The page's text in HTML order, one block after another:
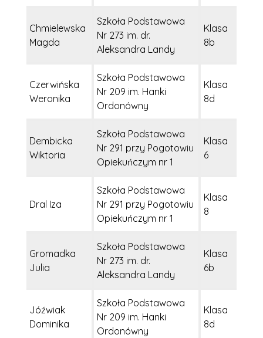
Chmielewska
Magda
Szkoła Podstawowa
Nr 273 im. dr.
Aleksandra Landy
Klasa
8b
Czerwińska
Weronika
Szkoła Podstawowa
Nr 209 im. Hanki
Ordonówny
Klasa
8d
Dembicka
Wiktoria
Szkoła Podstawowa
Nr 291 przy Pogotowiu
Opiekuńczym nr 1
Klasa
6
Dral Iza
Szkoła Podstawowa
Nr 291 przy Pogotowiu
Opiekuńczym nr 1
Klasa
8
Gromadka
Julia
Szkoła Podstawowa
Nr 273 im. dr.
Aleksandra Landy
Klasa
6b
Jóźwiak
Dominika
Szkoła Podstawowa
Nr 209 im. Hanki
Ordonówny
Klasa
8d